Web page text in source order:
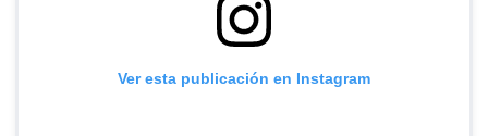
Ver esta publicación en Instagram